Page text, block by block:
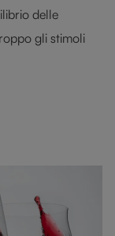
delle
gli stimoli